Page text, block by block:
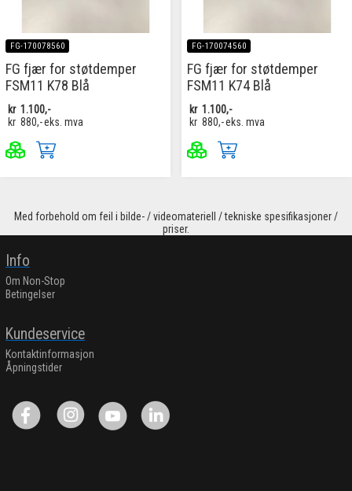
FG-170078560
FG fjær for støtdemper
FSM11 K78 Blå
kr 1.100,-
kr 880,-eks. mva
FG-170074560
FG fjær for støtdemper
FSM11 K74 Blå
kr 1.100,-
kr 880,-eks. mva
Med forbehold om feil i bilde- / videomateriell / tekniske spesifikasjoner /
priser.
Info
Om Non-Stop
Betingelser
Kundeservice
Kontaktinformasjon
Åpningstider